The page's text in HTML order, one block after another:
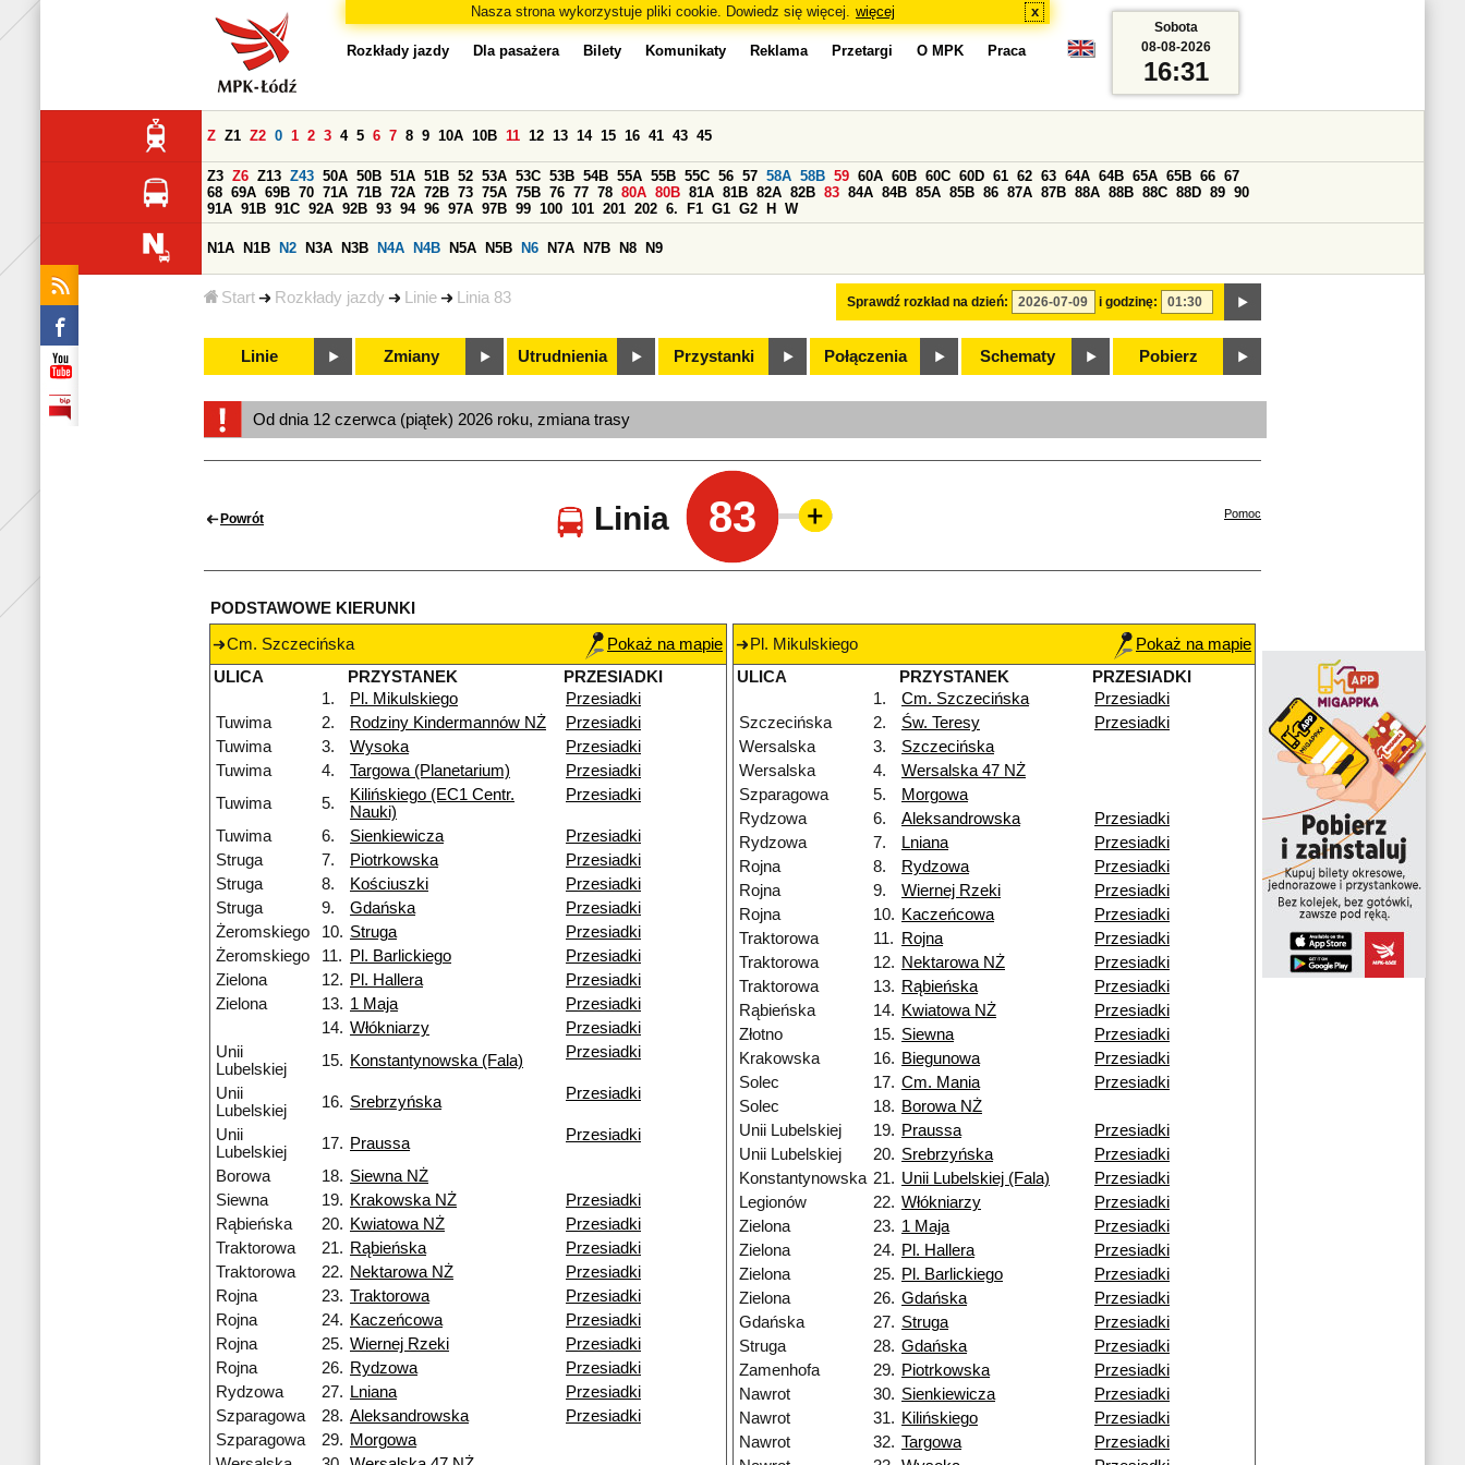
Nasza strona wykorzystuje pliki cookie. Dowiedz się więcej. więcej x
Start Rozkłady jazdy Linie Linia 83
Rozkłady jazdy Dla pasażera Bilety Komunikaty Reklama Przetargi O MPK Praca
Sprawdź rozkład na dzień: i godzinę:
Z Z1 Z2 0 1 2 3 4 5 6 7 8 9 10A 10B 11 12 13 14 15 16 41 43 45
Z3 Z6 Z13 Z43 50A 50B 51A 51B 52 53A 53C 53B 54B 55A 55B 55C 56 57 58A 58B 59 60A 60B 60C 60D 61 62 63 64A 64B 65A 65B 66 67
68 69A 69B 70 71A 71B 72A 72B 73 75A 75B 76 77 78 80A 80B 81A 81B 82A 82B 83 84A 84B 85A 85B 86 87A 87B 88A 88B 88C 88D 89 90
91A 91B 91C 92A 92B 93 94 96 97A 97B 99 100 101 201 202 6. F1 G1 G2 H W
N1A N1B N2 N3A N3B N4A N4B N5A N5B N6 N7A N7B N8 N9
Linie Zmiany Utrudnienia Przystanki Połączenia Schematy Pobierz
Sobota
08-08-2026
16:31
Od dnia 12 czerwca (piątek) 2026 roku, zmiana trasy
Powrót Linia 83 Pomoc
PODSTAWOWE KIERUNKI
Cm. Szczecińska
Pokaż na mapie
ULICA
PRZYSTANEK
PRZESIADKI
1.
Pl. Mikulskiego
Przesiadki
Tuwima
2. Rodziny Kindermannów NŻ
Przesiadki
Tuwima
3. Wysoka
Przesiadki
Tuwima
4. Targowa (Planetarium)
Przesiadki
Tuwima
5.
Kilińskiego (EC1 Centr.
Nauki)
Przesiadki
Tuwima 6. Sienkiewicza
Przesiadki
Struga
7. Piotrkowska
Przesiadki
Struga
8. Kościuszki
Przesiadki
Struga
9. Gdańska
Przesiadki
Żeromskiego
10. Struga
Przesiadki
Żeromskiego
11. Pl. Barlickiego
Przesiadki
Zielona
12. Pl. Hallera
Przesiadki
Zielona
13. 1 Maja
Przesiadki
14. Włókniarzy
Przesiadki
Unii
Lubelskiej
15. Konstantynowska (Fala) Przesiadki
Unii
Lubelskiej
16. Srebrzyńska Przesiadki
Unii
Lubelskiej
17. Praussa Przesiadki
Borowa 18. Siewna NŻ
Siewna
19. Krakowska NŻ
Przesiadki
Rąbieńska
20. Kwiatowa NŻ
Przesiadki
Traktorowa
21. Rąbieńska
Przesiadki
Traktorowa
22. Nektarowa NŻ
Przesiadki
Rojna
23. Traktorowa
Przesiadki
Rojna
24. Kaczeńcowa
Przesiadki
Rojna
25. Wiernej Rzeki
Przesiadki
Rojna
26. Rydzowa
Przesiadki
Rydzowa
27. Lniana
Przesiadki
Szparagowa
28. Aleksandrowska
Przesiadki
Szparagowa
29. Morgowa
Pl. Mikulskiego
Pokaż na mapie
ULICA
PRZYSTANEK
PRZESIADKI
1.
Cm. Szczecińska
Przesiadki
Szczecińska
2. Św. Teresy
Przesiadki
Wersalska
3.
Szczecińska
Wersalska
4.
Wersalska 47 NŻ
Szparagowa
5.
Morgowa
Rydzowa
6. Aleksandrowska
Przesiadki
Rydzowa
7. Lniana
Przesiadki
Rojna
8. Rydzowa
Przesiadki
Rojna
9. Wiernej Rzeki
Przesiadki
Rojna
10. Kaczeńcowa
Przesiadki
Traktorowa
11. Rojna
Przesiadki
Traktorowa
12. Nektarowa NŻ
Przesiadki
Traktorowa
13. Rąbieńska
Przesiadki
Rąbieńska
14. Kwiatowa NŻ
Przesiadki
Złotno
15. Siewna
Przesiadki
Krakowska
16. Biegunowa
Przesiadki
Solec
17. Cm. Mania
Przesiadki
Solec
18. Borowa NŻ
Unii Lubelskiej
19. Praussa
Przesiadki
Unii Lubelskiej
20. Srebrzyńska
Przesiadki
Konstantynowska 21. Unii Lubelskiej (Fala)
Przesiadki
Legionów
22. Włókniarzy
Przesiadki
Zielona
23. 1 Maja
Przesiadki
Zielona
24. Pl. Hallera
Przesiadki
Zielona
25. Pl. Barlickiego
Przesiadki
Zielona
26. Gdańska
Przesiadki
Gdańska
27. Struga
Przesiadki
Struga
28. Gdańska
Przesiadki
Zamenhofa
29. Piotrkowska
Przesiadki
Nawrot
30. Sienkiewicza
Przesiadki
Nawrot
31. Kilińskiego
Przesiadki
Nawrot
32. Targowa
Przesiadki